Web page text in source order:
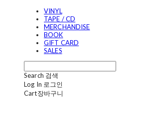
VINYL
TAPE / CD
MERCHANDISE
BOOK
GIFT CARD
SALES
Search 검색
Log In 로그인
Cart장바구니